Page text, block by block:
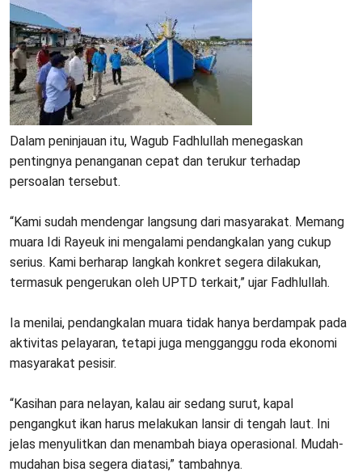
‎Dalam peninjauan itu, Wagub Fadhlullah menegaskan
pentingnya penanganan cepat dan terukur terhadap
persoalan tersebut.
‎“Kami sudah mendengar langsung dari masyarakat. Memang
muara Idi Rayeuk ini mengalami pendangkalan yang cukup
serius. Kami berharap langkah konkret segera dilakukan,
termasuk pengerukan oleh UPTD terkait,” ujar Fadhlullah.
‎Ia menilai, pendangkalan muara tidak hanya berdampak pada
aktivitas pelayaran, tetapi juga mengganggu roda ekonomi
masyarakat pesisir.
‎“Kasihan para nelayan, kalau air sedang surut, kapal
pengangkut ikan harus melakukan lansir di tengah laut. Ini
jelas menyulitkan dan menambah biaya operasional. Mudah-
mudahan bisa segera diatasi,” tambahnya.